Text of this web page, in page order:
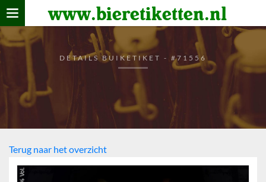
www.bieretiketten.nl
Home
verzamelen
De bierkaart
Bezoekers
DETAILS BUIKETIKET - #71556
Terug naar het overzicht